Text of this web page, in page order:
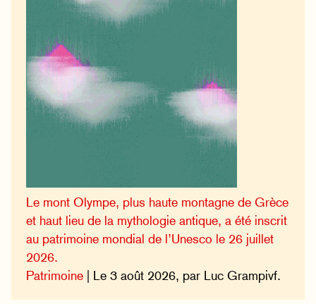
Le mont Olympe, plus haute montagne de Grèce
et haut lieu de la mythologie antique, a été inscrit
au patrimoine mondial de l’Unesco le 26 juillet
2026.
Patrimoine | Le 3 août 2026, par Luc Grampivf.